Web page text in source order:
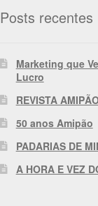
Posts recentes
Marketing que
Lucro
REVISTA
50 anos Amipão
PADARIAS DE
A HORA E VEZ